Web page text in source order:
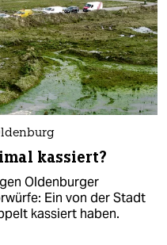
kassiert?
Oldenburger
Ein von der Stadt
kassiert haben.